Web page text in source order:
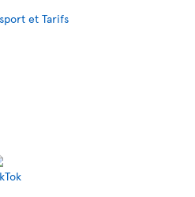
et Tarifs